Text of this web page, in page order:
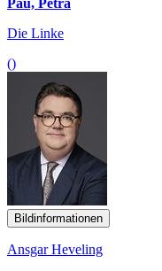
Pau, Petra
Die Linke
()
Bildinformationen
Ansgar Heveling